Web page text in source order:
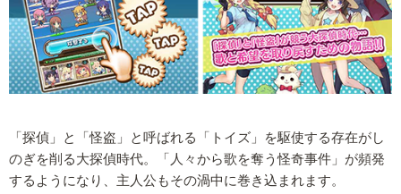
「探偵」と「怪盗」と呼ばれる「トイズ」を駆使する存在がし
のぎを削る大探偵時代。「人々から歌を奪う怪奇事件」が頻発
するようになり、主人公もその渦中に巻き込まれます。